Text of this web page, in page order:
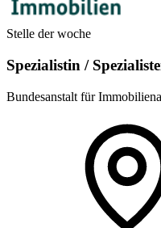
Stelle der woche
Spezialistin /
Bundesanstalt für